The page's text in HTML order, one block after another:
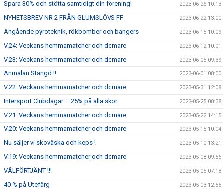
Spara 30% och stötta samtidigt din förening! 2023-06-26 10:13
NYHETSBREV NR 2 FRÅN GLUMSLÖVS FF 2023-06-22 13:00
Angående pyroteknik, rökbomber och bangers 2023-06-15 10:09
V.24: Veckans hemmamatcher och domare 2023-06-12 10:01
V.23: Veckans hemmamatcher och domare 2023-06-05 09:39
Anmälan Stängd !! 2023-06-01 08:00
V.22: Veckans hemmamatcher och domare 2023-05-31 12:08
Intersport Clubdagar – 25% på alla skor 2023-05-25 08:38
V.21: Veckans hemmamatcher och domare 2023-05-22 14:15
V.20: Veckans hemmamatcher och domare 2023-05-15 10:04
Nu säljer vi skoväska och keps ! 2023-05-10 13:21
V.19: Veckans hemmamatcher och domare 2023-05-08 09:56
VÄLFÖRTJÄNT !!! 2023-05-05 07:18
40 % på Utefärg 2023-05-03 12:55